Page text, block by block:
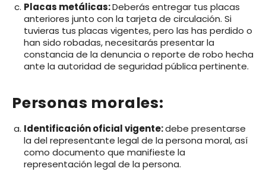
Placas metálicas:Deberás entregar tus placas
anteriores junto con la tarjeta de circulación. Si
tuvieras tus placas vigentes, pero las has perdido o
han sido robadas, necesitarás presentar la
constancia de la denuncia o reporte de robo hecha
ante la autoridad de seguridad pública pertinente.
Personas morales:
Identificación oficial vigente:debe presentarse
la del representante legal de la persona moral, así
como documento que manifieste la
representación legal de la persona.